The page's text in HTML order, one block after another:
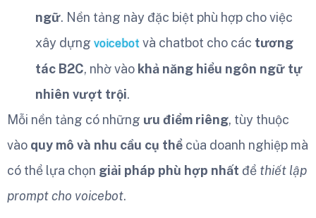
ngữ. Nền tảng này đặc biệt phù hợp cho việc
xây dựng voicebot và chatbot cho các tương
tác B2C, nhờ vào khả năng hiểu ngôn ngữ tự
nhiên vượt trội.
Mỗi nền tảng có những ưu điểm riêng, tùy thuộc
vào quy mô và nhu cầu cụ thể của doanh nghiệp mà
có thể lựa chọn giải pháp phù hợp nhất để thiết lập
prompt cho voicebot.